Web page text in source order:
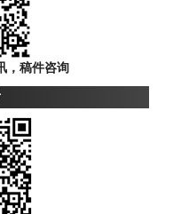
，稿件咨询